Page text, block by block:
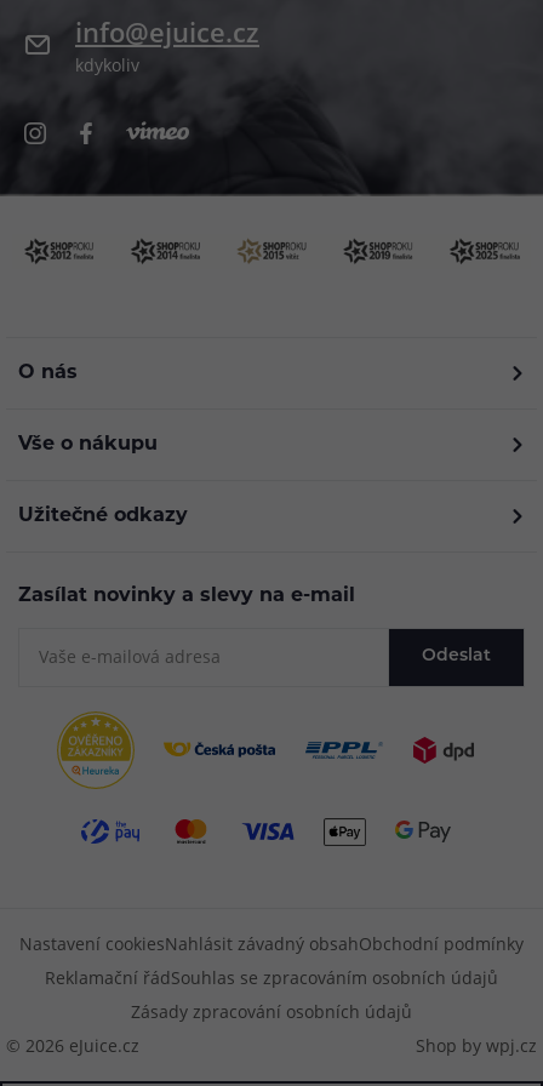
info@ejuice.cz
kdykoliv
O nás
Vše o nákupu
Užitečné odkazy
Zasílat novinky a slevy na e-mail
Odeslat
© 2026 eJuice.cz
Nastavení cookiesNahlásit závadný obsahObchodní podmínky
Reklamační řádSouhlas se zpracováním osobních údajů
Zásady zpracování osobních údajů
Shop by wpj.cz